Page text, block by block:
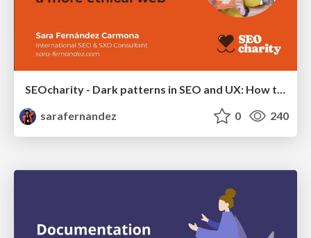
SEOcharity - Dark patterns in SEO and UX: How to avoid them and build a more ethical web
sarafernandez
0 240